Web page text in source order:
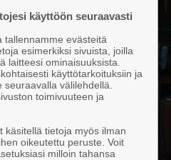
käyttöön seuraavasti
tallennamme evästeitä
esimerkiksi sivuista, joilla
laitteesi ominaisuuksista.
käyttötarkoituksiin ja
välilehdellä.
toimivuuteen ja
käsitellä tietoja myös ilman
oikeutettu peruste. Voit
milloin tahansa